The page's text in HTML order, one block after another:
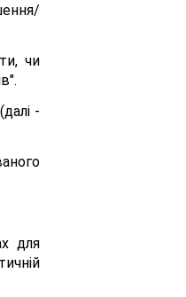
чи
-
для